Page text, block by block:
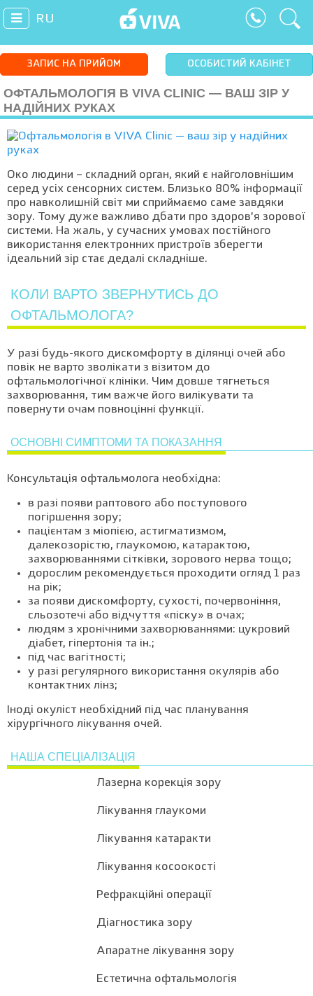
RU
ЗАПИС НА ПРИЙОМ ОСОБИСТИЙ КАБІНЕТ
ОФТАЛЬМОЛОГІЯ В VIVA CLINIC — ВАШ ЗІР У
НАДІЙНИХ РУКАХ
Око людини – складний орган, який є найголовнішим
серед усіх сенсорних систем. Близько 80% інформації
про навколишній світ ми сприймаємо саме завдяки
зору. Тому дуже важливо дбати про здоров’я зорової
системи. На жаль, у сучасних умовах постійного
використання електронних пристроїв зберегти
ідеальний зір стає дедалі складніше.
КОЛИ ВАРТО ЗВЕРНУТИСЬ ДО
ОФТАЛЬМОЛОГА?
У разі будь-якого дискомфорту в ділянці очей або
повік не варто зволікати з візитом до
офтальмологічної клініки. Чим довше тягнеться
захворювання, тим важче його вилікувати та
повернути очам повноцінні функції.
ОСНОВНІ СИМПТОМИ ТА ПОКАЗАННЯ
Консультація офтальмолога необхідна:
в разі появи раптового або поступового
погіршення зору;
пацієнтам з міопією, астигматизмом,
далекозорістю, глаукомою, катарактою,
захворюваннями сітківки, зорового нерва тощо;
дорослим рекомендується проходити огляд 1 раз
на рік;
за появи дискомфорту, сухості, почервоніння,
сльозотечі або відчуття «піску» в очах;
людям з хронічними захворюваннями: цукровий
діабет, гіпертонія та ін.;
під час вагітності;
у разі регулярного використання окулярів або
контактних лінз;
Іноді окуліст необхідний під час планування
хірургічного лікування очей.
НАША СПЕЦІАЛІЗАЦІЯ
Лазерна корекція зору
Лікування глаукоми
Лікування катаракти
Лікування косоокості
Рефракційні операції
Діагностика зору
Апаратне лікування зору
Естетична офтальмологія